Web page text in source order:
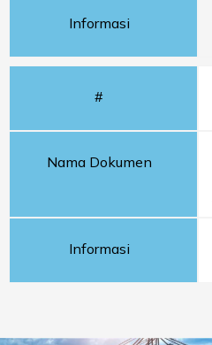
Informasi
#
Nama Dokumen
Informasi